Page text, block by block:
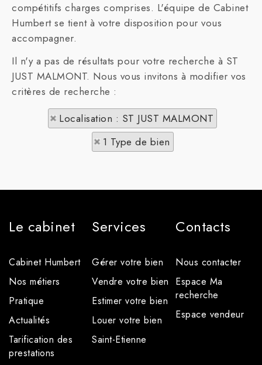
compétitifs charges comprises. L'équipe de Cabinet
Humbert se tient à votre disposition pour vous
accompagner.
Il n'y a pas de résultats pour votre recherche à ST
JUST MALMONT. Nous vous invitons à modifier vos
critères de recherche :
Localisation : ST JUST MALMONT
1 Type de bien
Le cabinet
Cabinet Humbert
Nos métiers
Pratique
Actualités
Tarification des
prestations
Services
Gérer votre bien
Vendre votre bien
Estimer votre bien
Louer votre bien
Saint-Etienne
Contacts
Nous contacter
Espace Ma
recherche
Espace vendeur